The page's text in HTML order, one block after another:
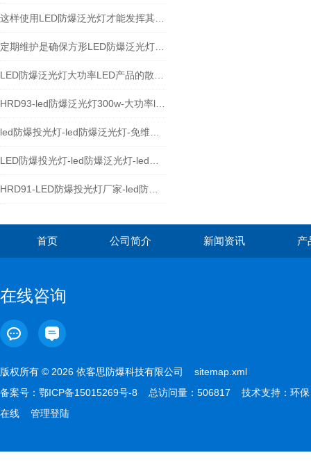
首页 公司简介 新闻资讯 产
在线咨询
版权所有 © 2026 依客思防爆科技有限公司 sitemap.xml
备案号： 鄂ICP备15015269号-8 总访问量：506817 技术支持： 环保
在线
管理登陆